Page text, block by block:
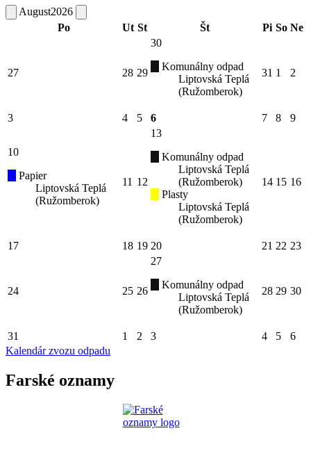
August2026
Po
Ut St Št Pi So Ne
27 28 29
30
Komunálny odpad
Liptovská Teplá
(Ružomberok)
31 1 2
3 4 5 6 7 8 9
10
Papier
Liptovská Teplá
(Ružomberok)
11 12
13
Komunálny odpad
Liptovská Teplá
(Ružomberok)
Plasty
Liptovská Teplá
(Ružomberok)
14 15 16
17 18 19 20 21 22 23
24 25 26
27
Komunálny odpad
Liptovská Teplá
(Ružomberok)
28 29 30
31 1 2 3 4 5
6
Kalendár zvozu odpadu
Farské oznamy